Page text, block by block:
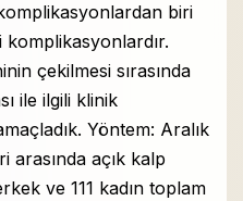
biri
çekilmesi sırasında
ile ilgili klinik
Yöntem: Aralık
arasında açık kalp
ve 111 kadın toplam